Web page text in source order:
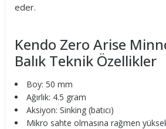
eder.
Kendo Zero Arise
Balık Teknik Özellikler
Boy: 50 mm
Ağırlık: 4.5 gram
Aksiyon: Sinking (batıcı)
Mikro sahte olmasına rağmen